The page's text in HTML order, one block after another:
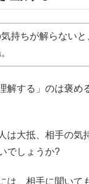
持ちが解らない
解する」のは褒め
は大抵、相手の気
でしょうか?
は、相手に聞いて